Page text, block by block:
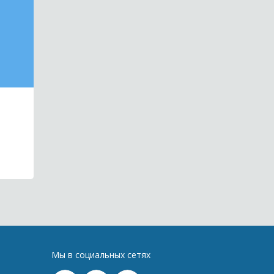
Мы в социальных сетях